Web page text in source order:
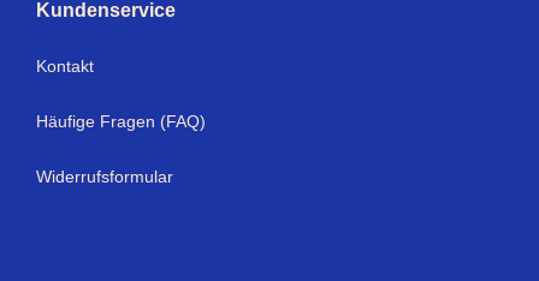
Kundenservice
Kontakt
Häufige Fragen (FAQ)
Widerrufsformular